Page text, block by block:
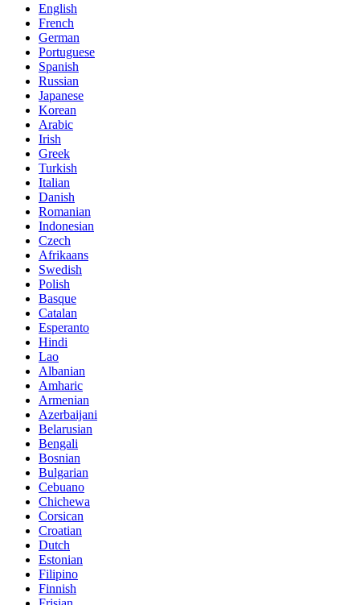
English
French
German
Portuguese
Spanish
Russian
Japanese
Korean
Arabic
Irish
Greek
Turkish
Italian
Danish
Romanian
Indonesian
Czech
Afrikaans
Swedish
Polish
Basque
Catalan
Esperanto
Hindi
Lao
Albanian
Amharic
Armenian
Azerbaijani
Belarusian
Bengali
Bosnian
Bulgarian
Cebuano
Chichewa
Corsican
Croatian
Dutch
Estonian
Filipino
Finnish